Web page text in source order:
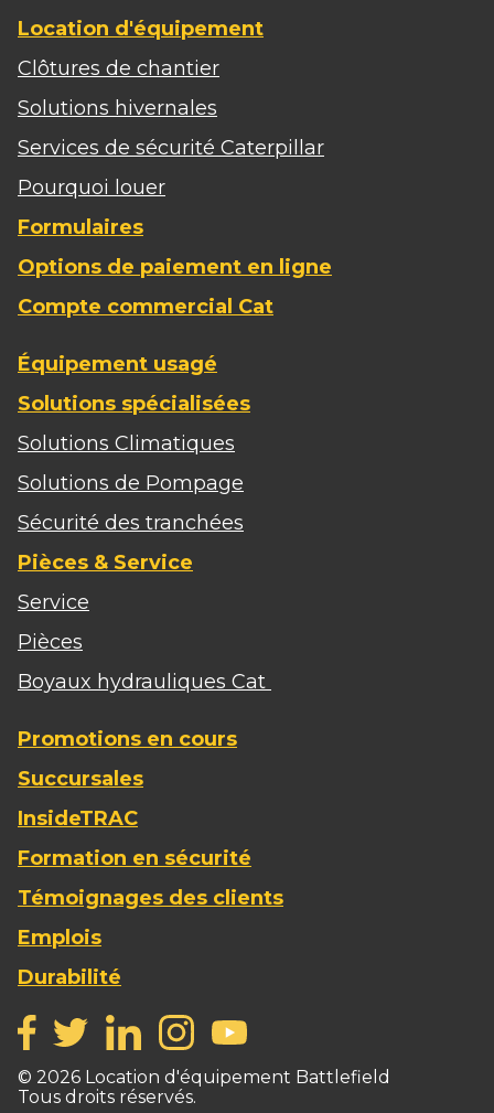
Location d'équipement
Clôtures de chantier
Solutions hivernales
Services de sécurité Caterpillar
Pourquoi louer
Formulaires
Options de paiement en ligne
Compte commercial Cat
Équipement usagé
Solutions spécialisées
Solutions Climatiques
Solutions de Pompage
Sécurité des tranchées
Pièces & Service
Service
Pièces
Boyaux hydrauliques Cat
Promotions en cours
Succursales
InsideTRAC
Formation en sécurité
Témoignages des clients
Emplois
Durabilité
© 2026 Location d'équipement Battlefield
Tous droits réservés.